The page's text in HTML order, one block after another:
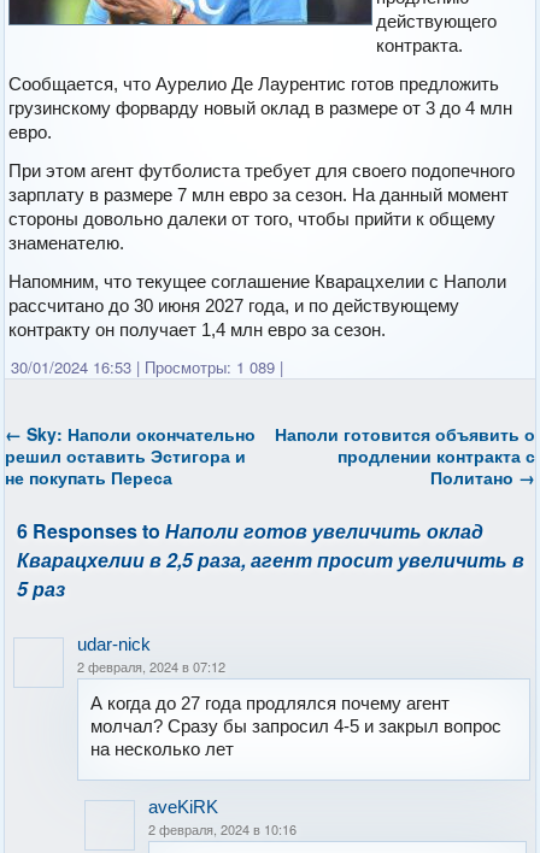
действующего
контракта.
Сообщается, что Аурелио Де Лаурентис готов предложить
грузинскому форварду новый оклад в размере от 3 до 4 млн
евро.
При этом агент футболиста требует для своего подопечного
зарплату в размере 7 млн евро за сезон. На данный момент
стороны довольно далеки от того, чтобы прийти к общему
знаменателю.
Напомним, что текущее соглашение Кварацхелии с Наполи
рассчитано до 30 июня 2027 года, и по действующему
контракту он получает 1,4 млн евро за сезон.
30/01/2024 16:53 | Просмотры: 1 089 |
← Sky: Наполи окончательно
решил оставить Эстигора и
не покупать Переса
Наполи готовится объявить о
продлении контракта с
Политано →
6 Responses toНаполи готов увеличить оклад
Кварацхелии в 2,5 раза, агент просит увеличить в
5 раз
udar-nick
2 февраля, 2024 в 07:12
А когда до 27 года продлялся почему агент
молчал? Сразу бы запросил 4-5 и закрыл вопрос
на несколько лет
aveKiRK
2 февраля, 2024 в 10:16